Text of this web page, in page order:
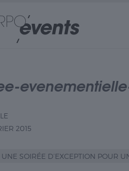
2015
UNE SOIRÉE D’EXCEPTION POUR